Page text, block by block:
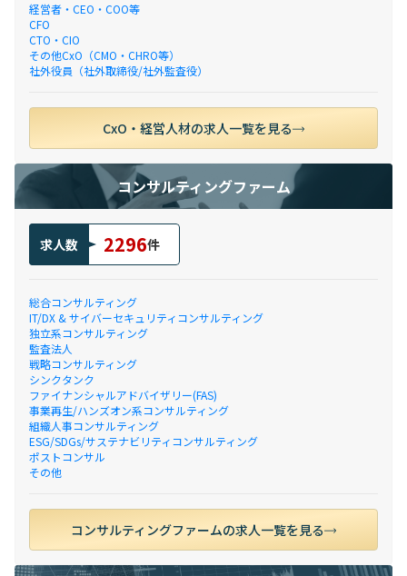
経営者・CEO・COO等
CFO
CTO・CIO
その他CxO（CMO・CHRO等）
社外役員（社外取締役/社外監査役）
CxO・経営人材の求人一覧を見る
コンサルティングファーム
求人数 2296件
総合コンサルティング
IT/DX & サイバーセキュリティコンサルティング
独立系コンサルティング
監査法人
戦略コンサルティング
シンクタンク
ファイナンシャルアドバイザリー(FAS)
事業再生/ハンズオン系コンサルティング
組織人事コンサルティング
ESG/SDGs/サステナビリティコンサルティング
ポストコンサル
その他
コンサルティングファームの求人一覧を見る